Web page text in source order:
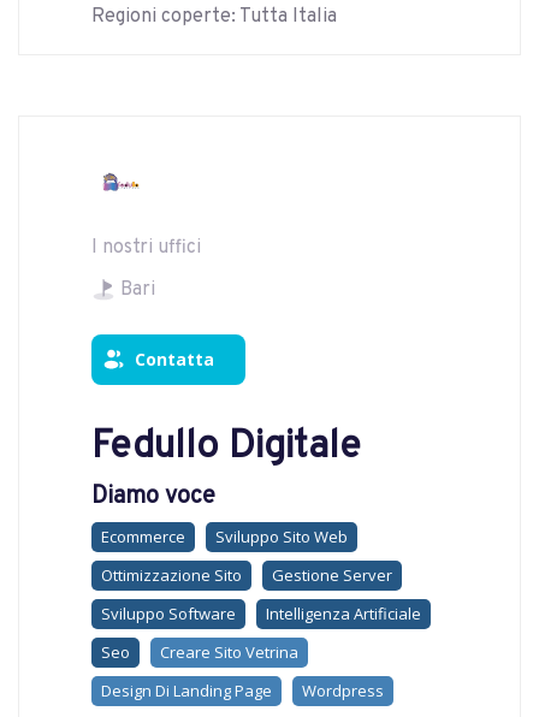
Regioni coperte: Tutta Italia
I nostri uffici
Bari
Contatta
Fedullo Digitale
Diamo voce
Ecommerce
Sviluppo Sito Web
Ottimizzazione Sito
Gestione Server
Sviluppo Software
Intelligenza Artificiale
Seo
Creare Sito Vetrina
Design Di Landing Page
Wordpress